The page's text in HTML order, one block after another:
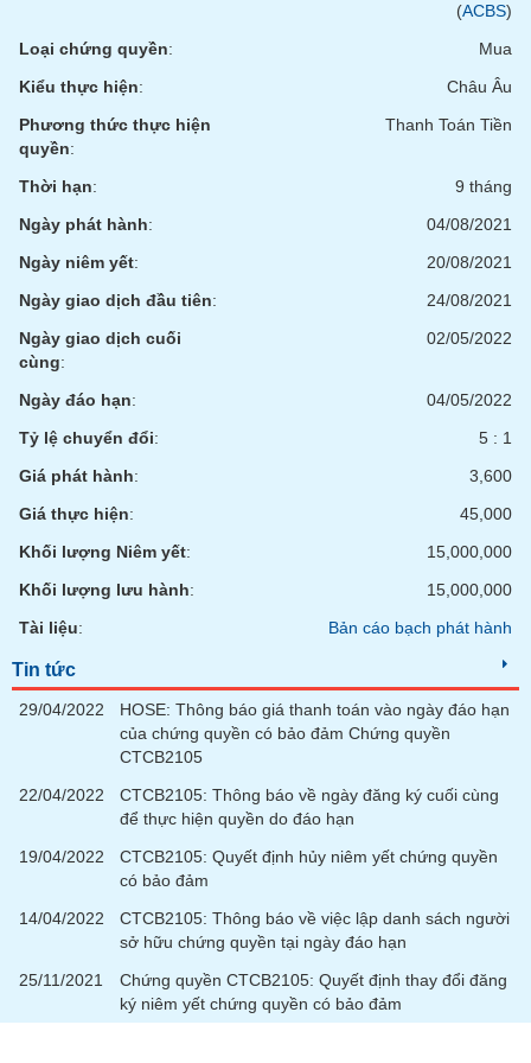
(ACBS)
Loại chứng quyền:
Mua
Kiểu thực hiện:
Châu Âu
Phương thức thực hiện
quyền:
Thanh Toán Tiền
Thời hạn:
9 tháng
Ngày phát hành:
04/08/2021
Ngày niêm yết:
20/08/2021
Ngày giao dịch đầu tiên:
24/08/2021
Ngày giao dịch cuối
cùng:
02/05/2022
Ngày đáo hạn:
04/05/2022
Tỷ lệ chuyển đổi:
5 : 1
Giá phát hành:
3,600
Giá thực hiện:
45,000
Khối lượng Niêm yết:
15,000,000
Khối lượng lưu hành:
15,000,000
Tài liệu: Bản cáo bạch phát hành
Tin tức
29/04/2022
HOSE: Thông báo giá thanh toán vào ngày đáo hạn
của chứng quyền có bảo đảm Chứng quyền
CTCB2105
22/04/2022
CTCB2105: Thông báo về ngày đăng ký cuối cùng
để thực hiện quyền do đáo hạn
19/04/2022
CTCB2105: Quyết định hủy niêm yết chứng quyền
có bảo đảm
14/04/2022
CTCB2105: Thông báo về việc lập danh sách người
sở hữu chứng quyền tại ngày đáo hạn
25/11/2021
Chứng quyền CTCB2105: Quyết định thay đổi đăng
ký niêm yết chứng quyền có bảo đảm
THÔNG
TIỆN
ĐỘNG
SẢN
Mã
chứng
khoán
Lãnh
đạo
(-)
Tất cả Người nội bộ Người liên quan Cổ đông lớn
(-)
Bài
tác